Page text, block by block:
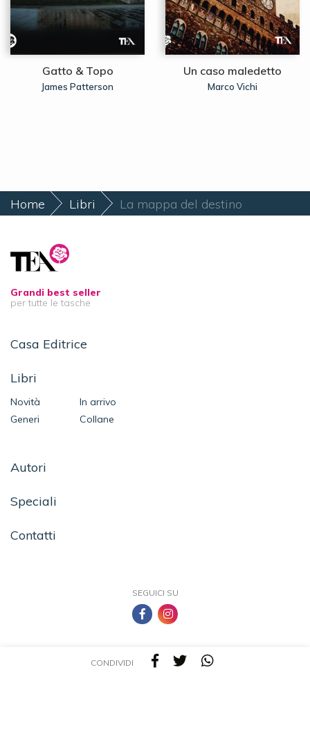
Gatto & Topo
James Patterson
Un caso maledetto
Marco Vichi
CONDIVIDI
Home Libri La mappa del destino
Grandi best seller
per tutte le tasche
Casa Editrice
Libri
Novità
In arrivo
Generi
Collane
Autori
Speciali
Contatti
SEGUICI SU